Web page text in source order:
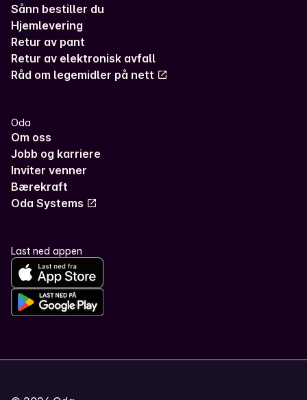
Sånn bestiller du
Hjemlevering
Retur av pant
Retur av elektronisk avfall
Råd om legemidler på nett
Oda
Om oss
Jobb og karriere
Inviter venner
Bærekraft
Oda Systems
Last ned appen